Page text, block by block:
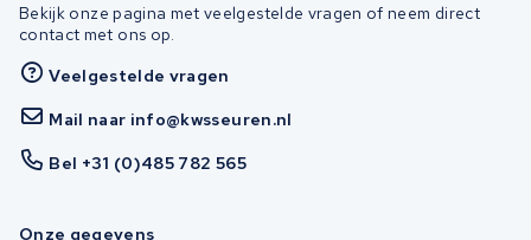
Bekijk onze pagina met veelgestelde vragen of neem direct
contact met ons op.
Veelgestelde vragen
Mail naar info@kwsseuren.nl
Bel +31 (0)485 782 565
Onze gegevens